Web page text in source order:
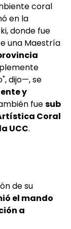
coral
en la
donde fue
una Maestría
dijo—, se
y
fuesub
Coral
UCC.
de su
el mando
a